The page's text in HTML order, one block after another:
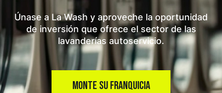
Únase a La Wash y aproveche la oportunidad
de inversión que ofrece el sector de las
lavanderías autoservicio.
MONTE SU FRANQUICIA